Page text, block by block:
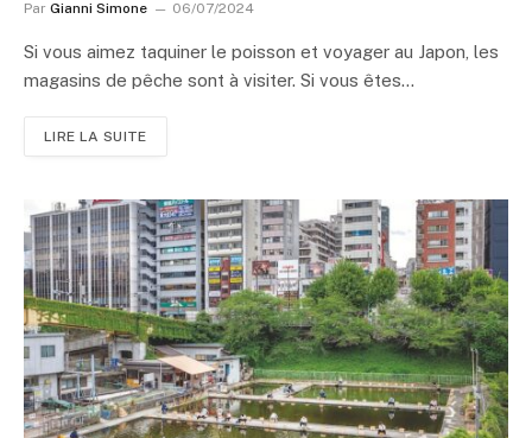
Par Gianni Simone 06/07/2024
Si vous aimez taquiner le poisson et voyager au Japon, les
magasins de pêche sont à visiter. Si vous êtes…
LIRE LA SUITE